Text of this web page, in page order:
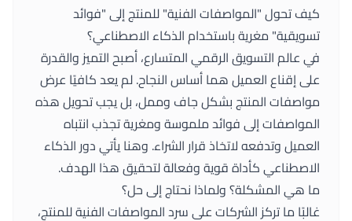
كيف تحول "المواصفات الفنية" للمنتج إلى "فوائد
تسويقية" مغرية باستخدام الذكاء الاصطناعي؟
في عالم التسويق الرقمي المتسارع، أصبح التميز والقدرة
على إقناع العميل هما أساس النجاح. لم يعد كافيًا عرض
مواصفات المنتج بشكل جاف وممل، بل يجب تحويل هذه
المواصفات إلى فوائد ملموسة ومغرية تجذب انتباه
العميل وتدفعه لاتخاذ قرار الشراء. وهنا يأتي دور الذكاء
الاصطناعي كأداة قوية وفعالة لتحقيق هذا الهدف.
ما هي المشكلة؟ ولماذا نحتاج إلى حل؟
غالبًا ما تركز الشركات على سرد المواصفات الفنية للمنتج،